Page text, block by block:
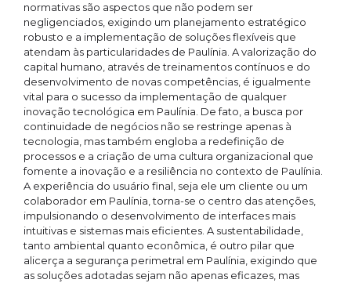
normativas são aspectos que não podem ser
negligenciados, exigindo um planejamento estratégico
robusto e a implementação de soluções flexíveis que
atendam às particularidades de Paulínia. A valorização do
capital humano, através de treinamentos contínuos e do
desenvolvimento de novas competências, é igualmente
vital para o sucesso da implementação de qualquer
inovação tecnológica em Paulínia. De fato, a busca por
continuidade de negócios não se restringe apenas à
tecnologia, mas também engloba a redefinição de
processos e a criação de uma cultura organizacional que
fomente a inovação e a resiliência no contexto de Paulínia.
A experiência do usuário final, seja ele um cliente ou um
colaborador em Paulínia, torna-se o centro das atenções,
impulsionando o desenvolvimento de interfaces mais
intuitivas e sistemas mais eficientes. A sustentabilidade,
tanto ambiental quanto econômica, é outro pilar que
alicerça a segurança perimetral em Paulínia, exigindo que
as soluções adotadas sejam não apenas eficazes, mas